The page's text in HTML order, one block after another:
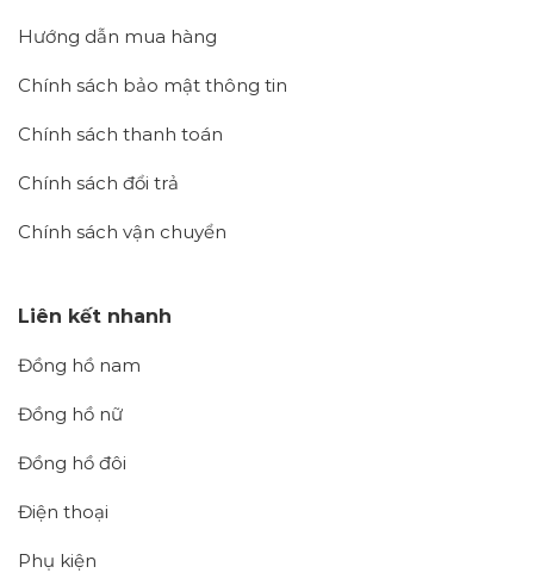
Hướng dẫn mua hàng
Chính sách bảo mật thông tin
Chính sách thanh toán
Chính sách đổi trả
Chính sách vận chuyển
Liên kết nhanh
Đồng hồ nam
Đồng hồ nữ
Đồng hồ đôi
Điện thoại
Phụ kiện